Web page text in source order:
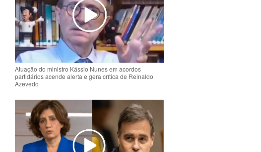
Atuação do ministro Kássio Nunes em acordos
partidários acende alerta e gera crítica de Reinaldo
Azevedo